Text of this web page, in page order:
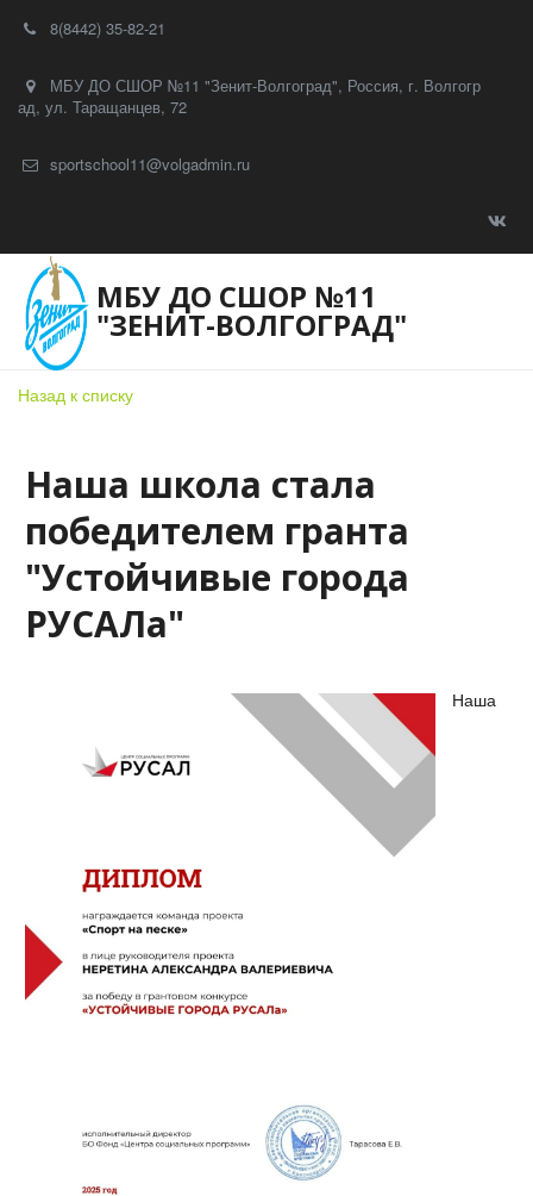
8(8442) 35-82-21
МБУ ДО СШОР №11 "Зенит-Волгоград", Россия, г. Волгогр
ад, ул. Таращанцев, 72
sportschool11@volgadmin.ru
МБУ ДО СШОР №11
"ЗЕНИТ-ВОЛГОГРАД"
Назад к списку
Наша школа стала
победителем гранта
"Устойчивые города
РУСАЛа"
Наша